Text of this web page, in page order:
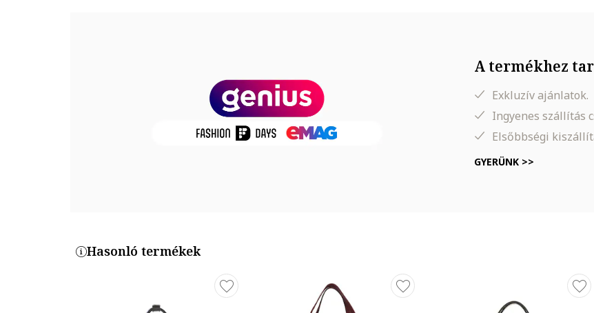
A termékhez
Exkluzív ajánlatok.
Ingyenes szállítás
Elsőbbségi
GYERÜNK >>
Hasonló termékek